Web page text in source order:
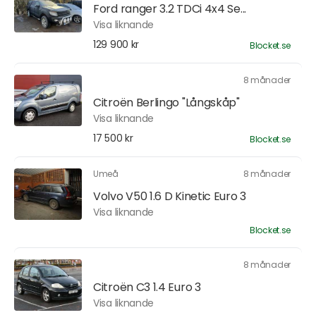
Ford ranger 3.2 TDCi 4x4 Se...
Visa liknande
129 900 kr
Blocket.se
8 månader
Citroën Berlingo "Långskåp"
Visa liknande
17 500 kr
Blocket.se
Umeå 8 månader
Volvo V50 1.6 D Kinetic Euro 3
Visa liknande
Blocket.se
8 månader
Citroën C3 1.4 Euro 3
Visa liknande